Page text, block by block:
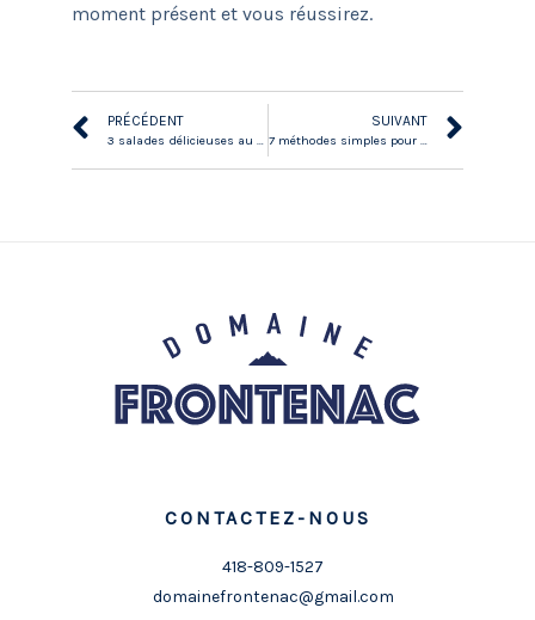
moment présent et vous réussirez.
PRÉCÉDENT
3 salades délicieuses au fromage à préparer en 10 minutes au chalet
SUIVANT
7 méthodes simples pour éliminer le stress
CONTACTEZ-NOUS
418-809-1527
domainefrontenac@gmail.com